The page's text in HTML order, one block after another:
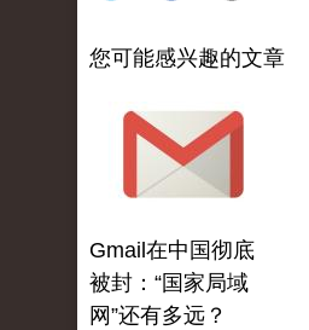
您可能感兴趣的文章
Gmail在中国彻底
被封：“国家局域
网”还有多远？